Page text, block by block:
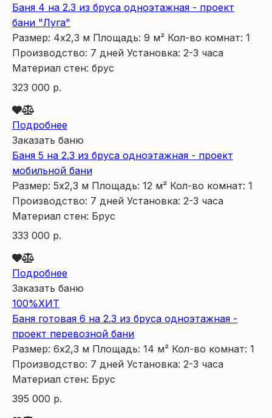
Баня 4 на 2.3 из бруса одноэтажная - проект
бани "Луга"
Размер: 4х2,3 м Площадь: 9 м² Кол-во комнат: 1
Производство: 7 дней Установка: 2-3 часа
Материал стен: брус
323 000 р.
Подробнее
Заказать баню
Баня 5 на 2.3 из бруса одноэтажная - проект
мобильной бани
Размер: 5х2,3 м Площадь: 12 м² Кол-во комнат: 1
Производство: 7 дней Установка: 2-3 часа
Материал стен: Брус
333 000 р.
Подробнее
Заказать баню
100%ХИТ
Баня готовая 6 на 2.3 из бруса одноэтажная -
проект перевозной бани
Размер: 6х2,3 м Площадь: 14 м² Кол-во комнат: 1
Производство: 7 дней Установка: 2-3 часа
Материал стен: Брус
395 000 р.